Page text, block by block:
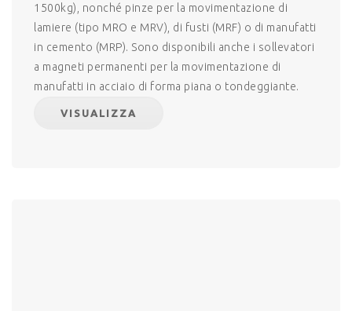
1500kg), nonché pinze per la movimentazione di
lamiere (tipo MRO e MRV), di fusti (MRF) o di manufatti
in cemento (MRP). Sono disponibili anche i sollevatori
a magneti permanenti per la movimentazione di
manufatti in acciaio di forma piana o tondeggiante.
VISUALIZZA